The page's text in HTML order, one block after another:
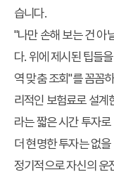
습니다.
"나만 손해 보는 건 아
다. 위에 제시된 팁들
역 맞춤 조회"를 꼼꼼
리적인 보험료로 설계
라는 짧은 시간 투자
더 현명한 투자는 없을
정기적으로 자신의 운